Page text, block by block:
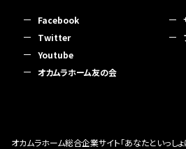
Facebook
Twitter
Youtube
オカムラホーム友の会
オカムラホーム総合企業サイト「あなたといっし